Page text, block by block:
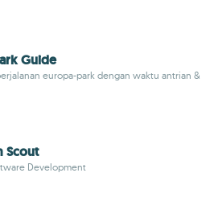
Guide
europa-park dengan waktu antrian &
Scout
Development